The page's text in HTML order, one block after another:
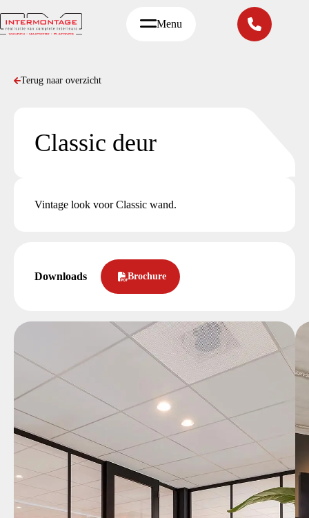
naar
de
Menu
Terug naar overzicht
Classic deur
Vintage look voor Classic wand.
Downloads Brochure